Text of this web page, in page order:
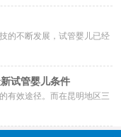
的不断发展，试管婴儿已经
试管婴儿条件
有效途径。而在昆明地区三